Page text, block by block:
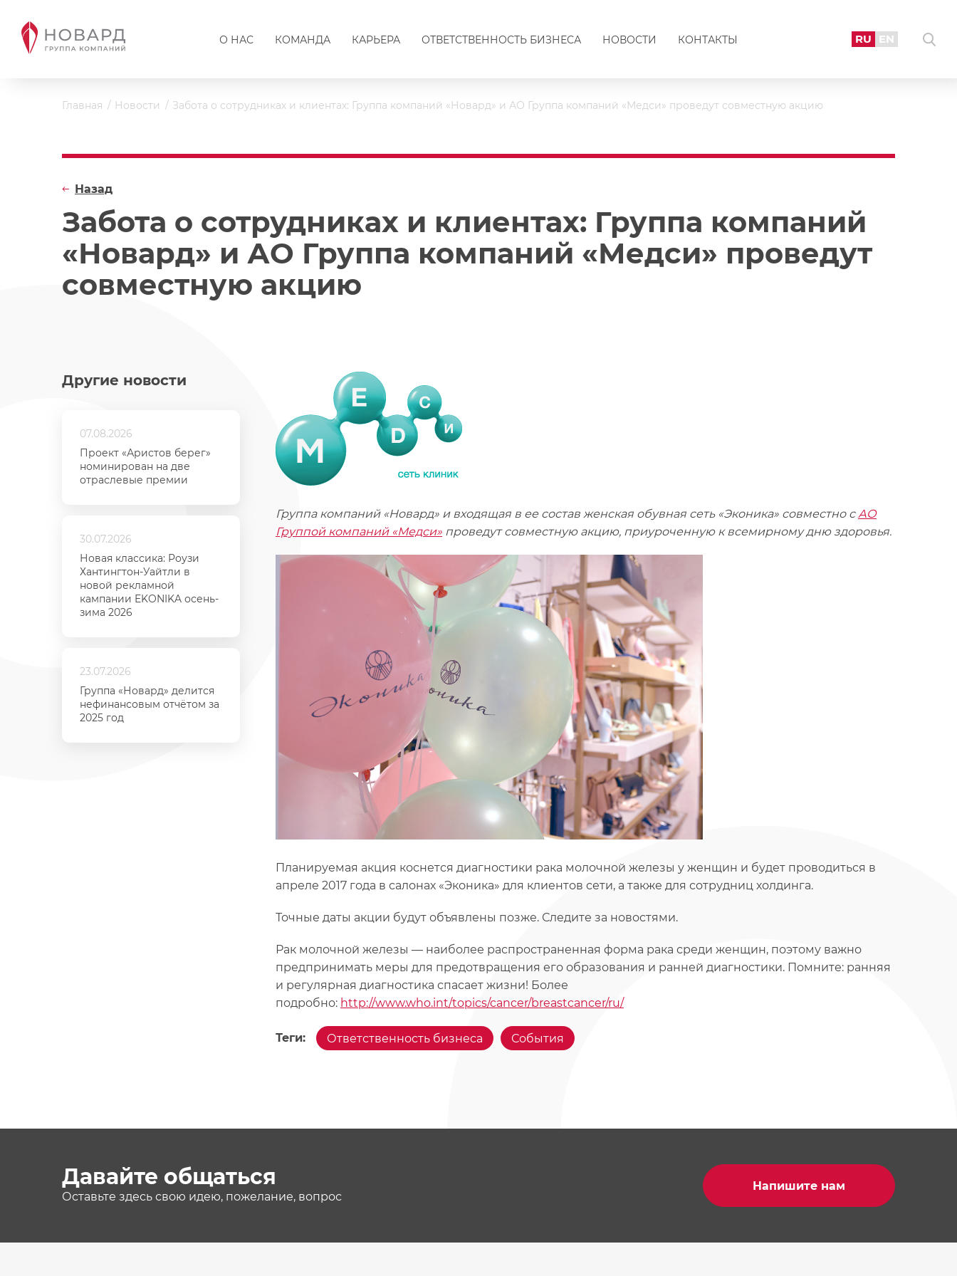
О НАС КОМАНДА КАРЬЕРА ОТВЕТСТВЕННОСТЬ БИЗНЕСА НОВОСТИ КОНТАКТЫ RU EN
Главная Новости Забота о сотрудниках и клиентах: Группа компаний «Новард» и АО Группа компаний «Медси» проведут совместную акцию
Забота о сотрудниках и клиентах: Группа компаний
«Новард» и АО Группа компаний «Медси» проведут
совместную акцию
Назад
Другие новости
07.08.2026
Проект «Аристов берег»
номинирован на две
отраслевые премии
30.07.2026
Новая классика: Роузи
Хантингтон-Уайтли в
новой рекламной
кампании EKONIKA осень-
зима 2026
23.07.2026
Группа «Новард» делится
нефинансовым отчётом за
2025 год
Группа компаний «Новард» и входящая в ее состав женская обувная сеть «Эконика» совместно сАО
Группой компаний «Медси» проведут совместную акцию, приуроченную к всемирному дню здоровья.
Планируемая акция коснется диагностики рака молочной железы у женщин и будет проводиться в
апреле 2017 года в салонах «Эконика» для клиентов сети, а также для сотрудниц холдинга.
Точные даты акции будут объявлены позже. Следите за новостями.
Рак молочной железы — наиболее распространенная форма рака среди женщин, поэтому важно
предпринимать меры для предотвращения его образования и ранней диагностики. Помните: ранняя
и регулярная диагностика спасает жизни! Более
подробно: http://www.who.int/topics/cancer/breastcancer/ru/
Теги: Ответственность бизнеса События
Давайте общаться
Оставьте здесь свою идею, пожелание, вопрос
Напишите нам